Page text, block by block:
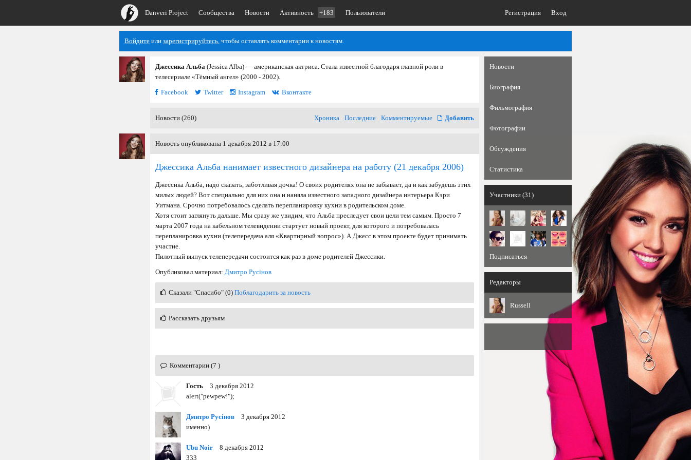
Danveri Project Сообщества Новости Активность +183 Пользователи Регистрация Вход
Войдите или зарегистрируйтесь, чтобы оставлять комментарии к новостям.
Джессика Альба (Jessica Alba) — американская актриса. Стала известной благодаря главной роли в
телесериале «Тёмный ангел» (2000 - 2002).
Facebook
Twitter Instagram Вконтакте
Новости (260) Хроника Последние Комментируемые Добавить
Новость опубликована 1 декабря 2012 в 17:00
Джессика Альба нанимает известного дизайнера на работу (21 декабря 2006)
Джессика Альба, надо сказать, заботливая дочка! О своих родителях она не забывает, да и как забудешь этих
милых людей? Вот специально для них она и наняла известного западного дизайнера интерьера Кэри
Уитмана. Срочно потребовалось сделать перепланировку кухни в родительском доме.
Хотя стоит заглянуть дальше. Мы сразу же увидим, что Альба преследует свои цели тем самым. Просто 7
марта 2007 года на кабельном телевидении стартует новый проект, для которого и потребовалась
перепланировка кухни (телепередача аля «Квартирный вопрос»). А Джесс в этом проекте будет принимать
участие.
Пилотный выпуск телепередачи состоится как раз в доме родителей Джессики.
Опубликовал материал: Дмитро Русінов
Сказали "Спасибо" (0) Поблагодарить за новость
Рассказать друзьям
Комментарии (7 )
Гость
3 декабря 2012
alert("pewpew!");
Дмитро Русінов
3 декабря 2012
именно)
Ubu Noir
8 декабря 2012
333
Новости
Биография
Фильмография
Фотографии
Обсуждения
Статистика
Участники (31)
Подписаться
Редакторы
Russell